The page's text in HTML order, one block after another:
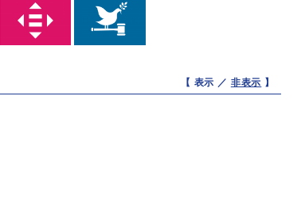
【 表示 ／ 非表示 】